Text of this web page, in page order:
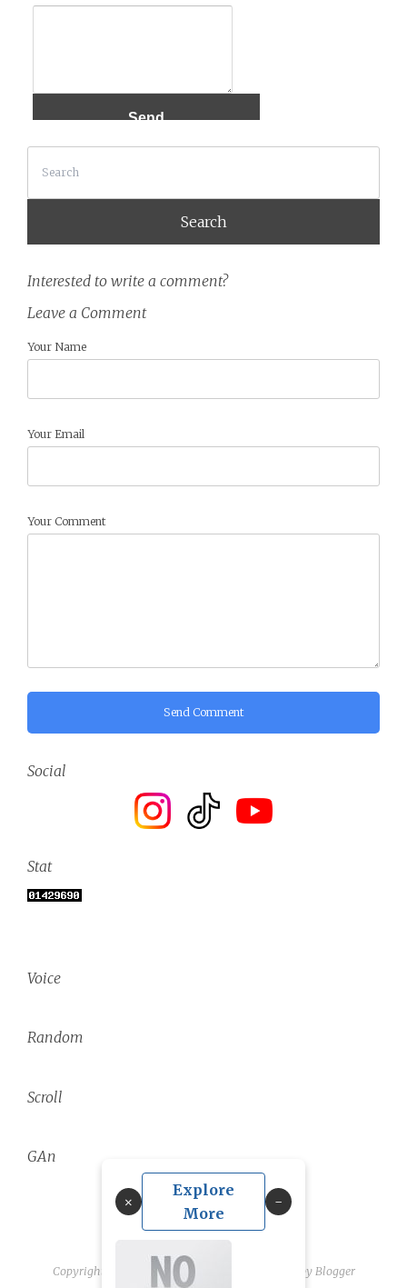
Interested to write a comment?
Leave a Comment
Your Name
Your Email
Your Comment
Send Comment
Social
Stat
Voice
Random
×
Explore
More
Scroll
GAn
Copyright © linguae scriptaque | Powered by Blogger